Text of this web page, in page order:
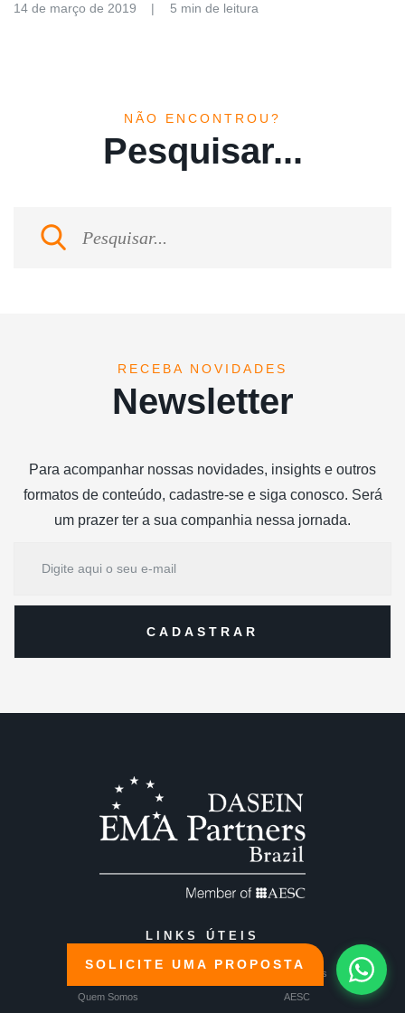
SOLICITE UMA PROPOSTA
14 de março de 2019 5 min de leitura
NÃO ENCONTROU?
Pesquisar...
RECEBA NOVIDADES
Newsletter
Para acompanhar nossas novidades, insights e outros
formatos de conteúdo, cadastre-se e siga conosco. Será
um prazer ter a sua companhia nessa jornada.
LINKS ÚTEIS
EMA Partners
Quem Somos AESC